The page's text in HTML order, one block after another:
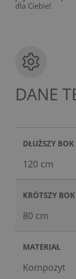
dla Ciebie!
DANE
DŁUŻSZY BOK
120 cm
KRÓTSZY BOK
80 cm
MATERIAŁ
Kompozyt